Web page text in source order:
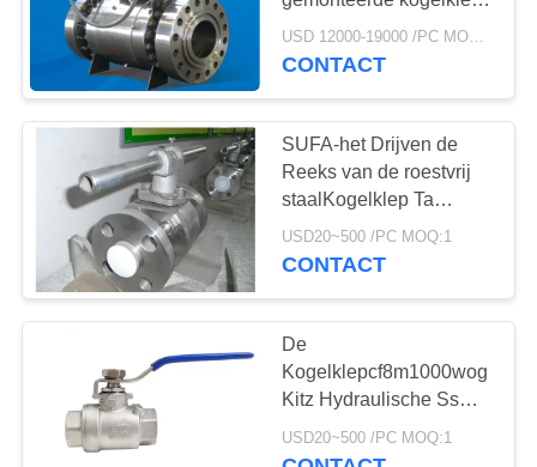
NEEM
CONTACT
MET
NIEUWS
VRAAG
EEN
OFFERTE
Worm Bevel Gearbox
Brandvast Antistatisch
USD 12000-19000 /PC MOQ:1
CONTACT
SUFA-het Drijven de
Reeks van de roestvrij
staalKogelklep Ta
voorzag Beëindigen van
een flens Drijvend
USD20~500 /PC MOQ:1
CONTACT
De
Kogelklepcf8m1000wog
Kitz Hydraulische Ss
van het waterroestvrije
staal Draadbsp
USD20~500 /PC MOQ:1